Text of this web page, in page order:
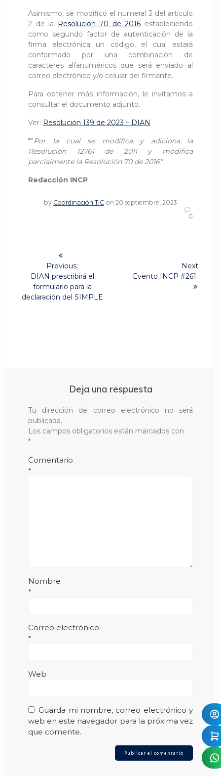
Asimismo, se modificó el numeral 3 del artículo
2 de la Resolución 70 de 2016 estableciendo
como segundo factor de autenticación de la
firma electrónica un código, el cual estará
conformado por una combinación de
caracteres alfanuméricos que será enviado al
correo electrónico y/o celular del firmante.
Para obtener más información, le invitamos a
consultar el documento adjunto.
Ver: Resolución 139 de 2023 – DIAN
*”Por la cual se modifica y adiciona la
Resolución 12761 de 2011 y modifica
parcialmente la Resolución 70 de 2016”.
Redacción INCP
by Coordinación TIC on 20 septiembre, 2023
0
Navegación
entradas
Previous:
Previous
post:
DIAN prescribirá el
formulario para la
declaración del SIMPLE
Next:
NextEvento INCP #261
Deja una respuesta
Tu dirección de correo electrónico no será
publicada.
Los campos obligatorios están marcados con
*
Comentario
*
Nombre
*
Correo electrónico
*
Web
Guarda mi nombre, correo electrónico y
web en este navegador para la próxima vez
que comente.